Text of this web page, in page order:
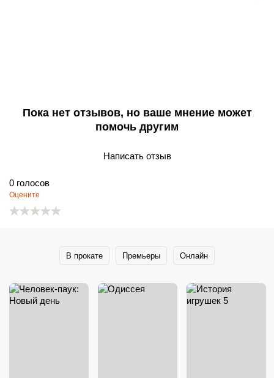
Пока нет отзывов, но ваше мнение может
помочь другим
Написать отзыв
0 голосов
Оцените
В прокате Премьеры Онлайн